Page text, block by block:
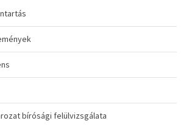
bírósági felülvizsgálata